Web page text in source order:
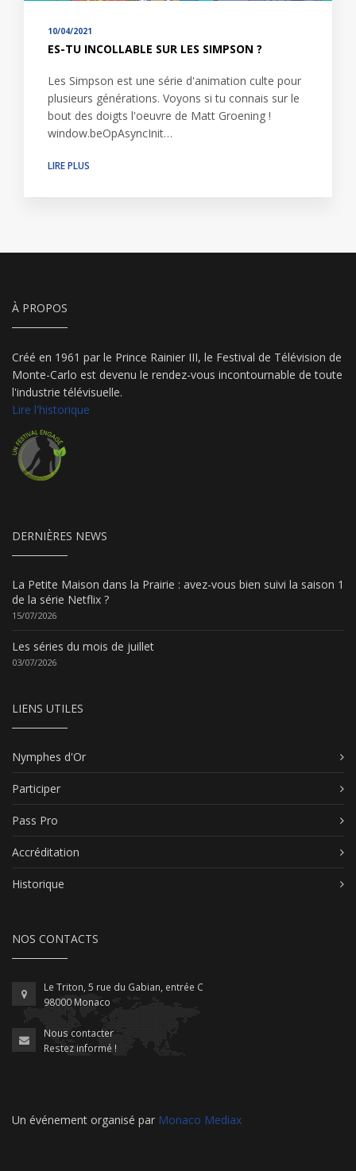
10/04/2021
ES-TU INCOLLABLE SUR LES SIMPSON ?
Les Simpson est une série d'animation culte pour
plusieurs générations. Voyons si tu connais sur le
bout des doigts l'oeuvre de Matt Groening !
window.beOpAsyncInit…
LIRE PLUS
À PROPOS
Créé en 1961 par le Prince Rainier III, le Festival de Télévision de
Monte-Carlo est devenu le rendez-vous incontournable de toute
l'industrie télévisuelle.
Lire l'historique
DERNIÈRES NEWS
La Petite Maison dans la Prairie : avez-vous bien suivi la saison 1
de la série Netflix ?
15/07/2026
Les séries du mois de juillet
03/07/2026
LIENS UTILES
Nymphes d'Or
Participer
Pass Pro
Accréditation
Historique
NOS CONTACTS
Le Triton, 5 rue du Gabian, entrée C
98000 Monaco
Nous contacter
Restez informé !
Un événement organisé par Monaco Mediax